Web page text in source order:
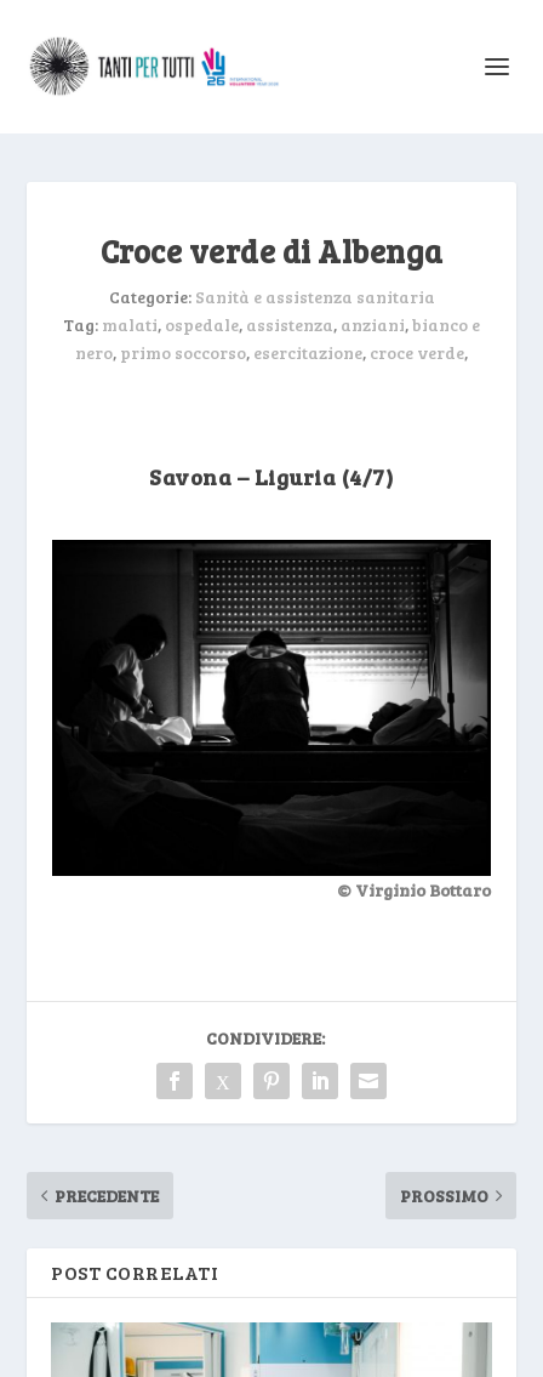
Croce verde di Albenga
Categorie: Sanità e assistenza sanitaria
Tag: malati, ospedale, assistenza, anziani,bianco e
nero, primo soccorso, esercitazione, croce verde,
Savona – Liguria (4/7)
© Virginio Bottaro
CONDIVIDERE:
PRECEDENTE PROSSIMO
POST CORRELATI